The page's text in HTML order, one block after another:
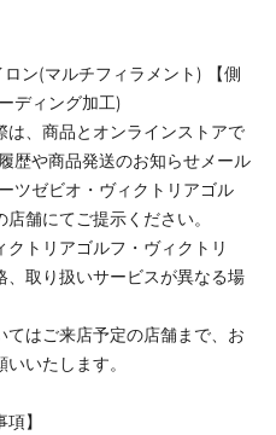
ン(マルチフィラメント) 【側
ディング加工)
、商品とオンラインストアで
歴や商品発送のお知らせメール
ツゼビオ・ヴィクトリアゴル
舗にてご提示ください。
トリアゴルフ・ヴィクトリ
取り扱いサービスが異なる場
はご来店予定の店舗まで、お
いたします。
】